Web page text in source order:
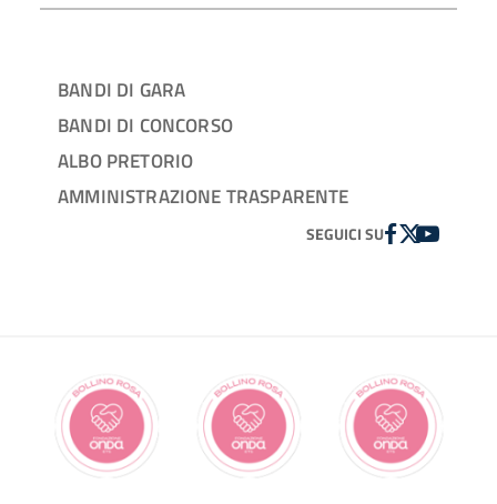
BANDI DI GARA
BANDI DI CONCORSO
ALBO PRETORIO
AMMINISTRAZIONE TRASPARENTE
SEGUICI SUFACEBOOK
TWITTER
YOUTUBE